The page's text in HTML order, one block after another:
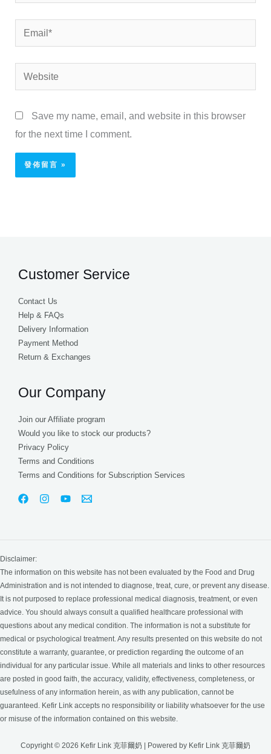
Email*
Website
Save my name, email, and website in this browser
for the next time I comment.
Customer Service
Contact Us
Help & FAQs
Delivery Information
Payment Method
Return & Exchanges
Our Company
Join our Affiliate program
Would you like to stock our products?
Privacy Policy
Terms and Conditions
Terms and Conditions for Subscription Services
Disclaimer:
The information on this website has not been evaluated by the Food and Drug
Administration and is not intended to diagnose, treat, cure, or prevent any disease.
It is not purposed to replace professional medical diagnosis, treatment, or even
advice. You should always consult a qualified healthcare professional with
questions about any medical condition. The information is not a substitute for
medical or psychological treatment. Any results presented on this website do not
constitute a warranty, guarantee, or prediction regarding the outcome of an
individual for any particular issue. While all materials and links to other resources
are posted in good faith, the accuracy, validity, effectiveness, completeness, or
usefulness of any information herein, as with any publication, cannot be
guaranteed. Kefir Link accepts no responsibility or liability whatsoever for the use
or misuse of the information contained on this website.
Copyright © 2026 Kefir Link 克菲爾奶 | Powered by Kefir Link 克菲爾奶